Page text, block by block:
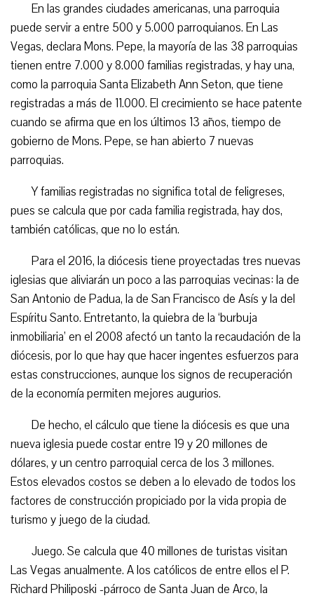
En las grandes ciudades americanas, una parroquia
puede servir a entre 500 y 5.000 parroquianos. En Las
Vegas, declara Mons. Pepe, la mayoría de las 38 parroquias
tienen entre 7.000 y 8.000 familias registradas, y hay una,
como la parroquia Santa Elizabeth Ann Seton, que tiene
registradas a más de 11.000. El crecimiento se hace patente
cuando se afirma que en los últimos 13 años, tiempo de
gobierno de Mons. Pepe, se han abierto 7 nuevas
parroquias.
Y familias registradas no significa total de feligreses,
pues se calcula que por cada familia registrada, hay dos,
también católicas, que no lo están.
Para el 2016, la diócesis tiene proyectadas tres nuevas
iglesias que aliviarán un poco a las parroquias vecinas: la de
San Antonio de Padua, la de San Francisco de Asís y la del
Espíritu Santo. Entretanto, la quiebra de la ‘burbuja
inmobiliaria’ en el 2008 afectó un tanto la recaudación de la
diócesis, por lo que hay que hacer ingentes esfuerzos para
estas construcciones, aunque los signos de recuperación
de la economía permiten mejores augurios.
De hecho, el cálculo que tiene la diócesis es que una
nueva iglesia puede costar entre 19 y 20 millones de
dólares, y un centro parroquial cerca de los 3 millones.
Estos elevados costos se deben a lo elevado de todos los
factores de construcción propiciado por la vida propia de
turismo y juego de la ciudad.
Juego. Se calcula que 40 millones de turistas visitan
Las Vegas anualmente. A los católicos de entre ellos el P.
Richard Philiposki -párroco de Santa Juan de Arco, la